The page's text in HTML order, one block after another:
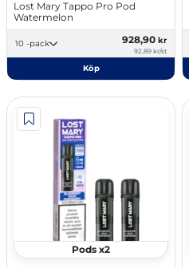
Lost Mary Tappo Pro Pod
Watermelon
10 -pack 928,90 kr
92,89 kr/st
Köp
Pods x2